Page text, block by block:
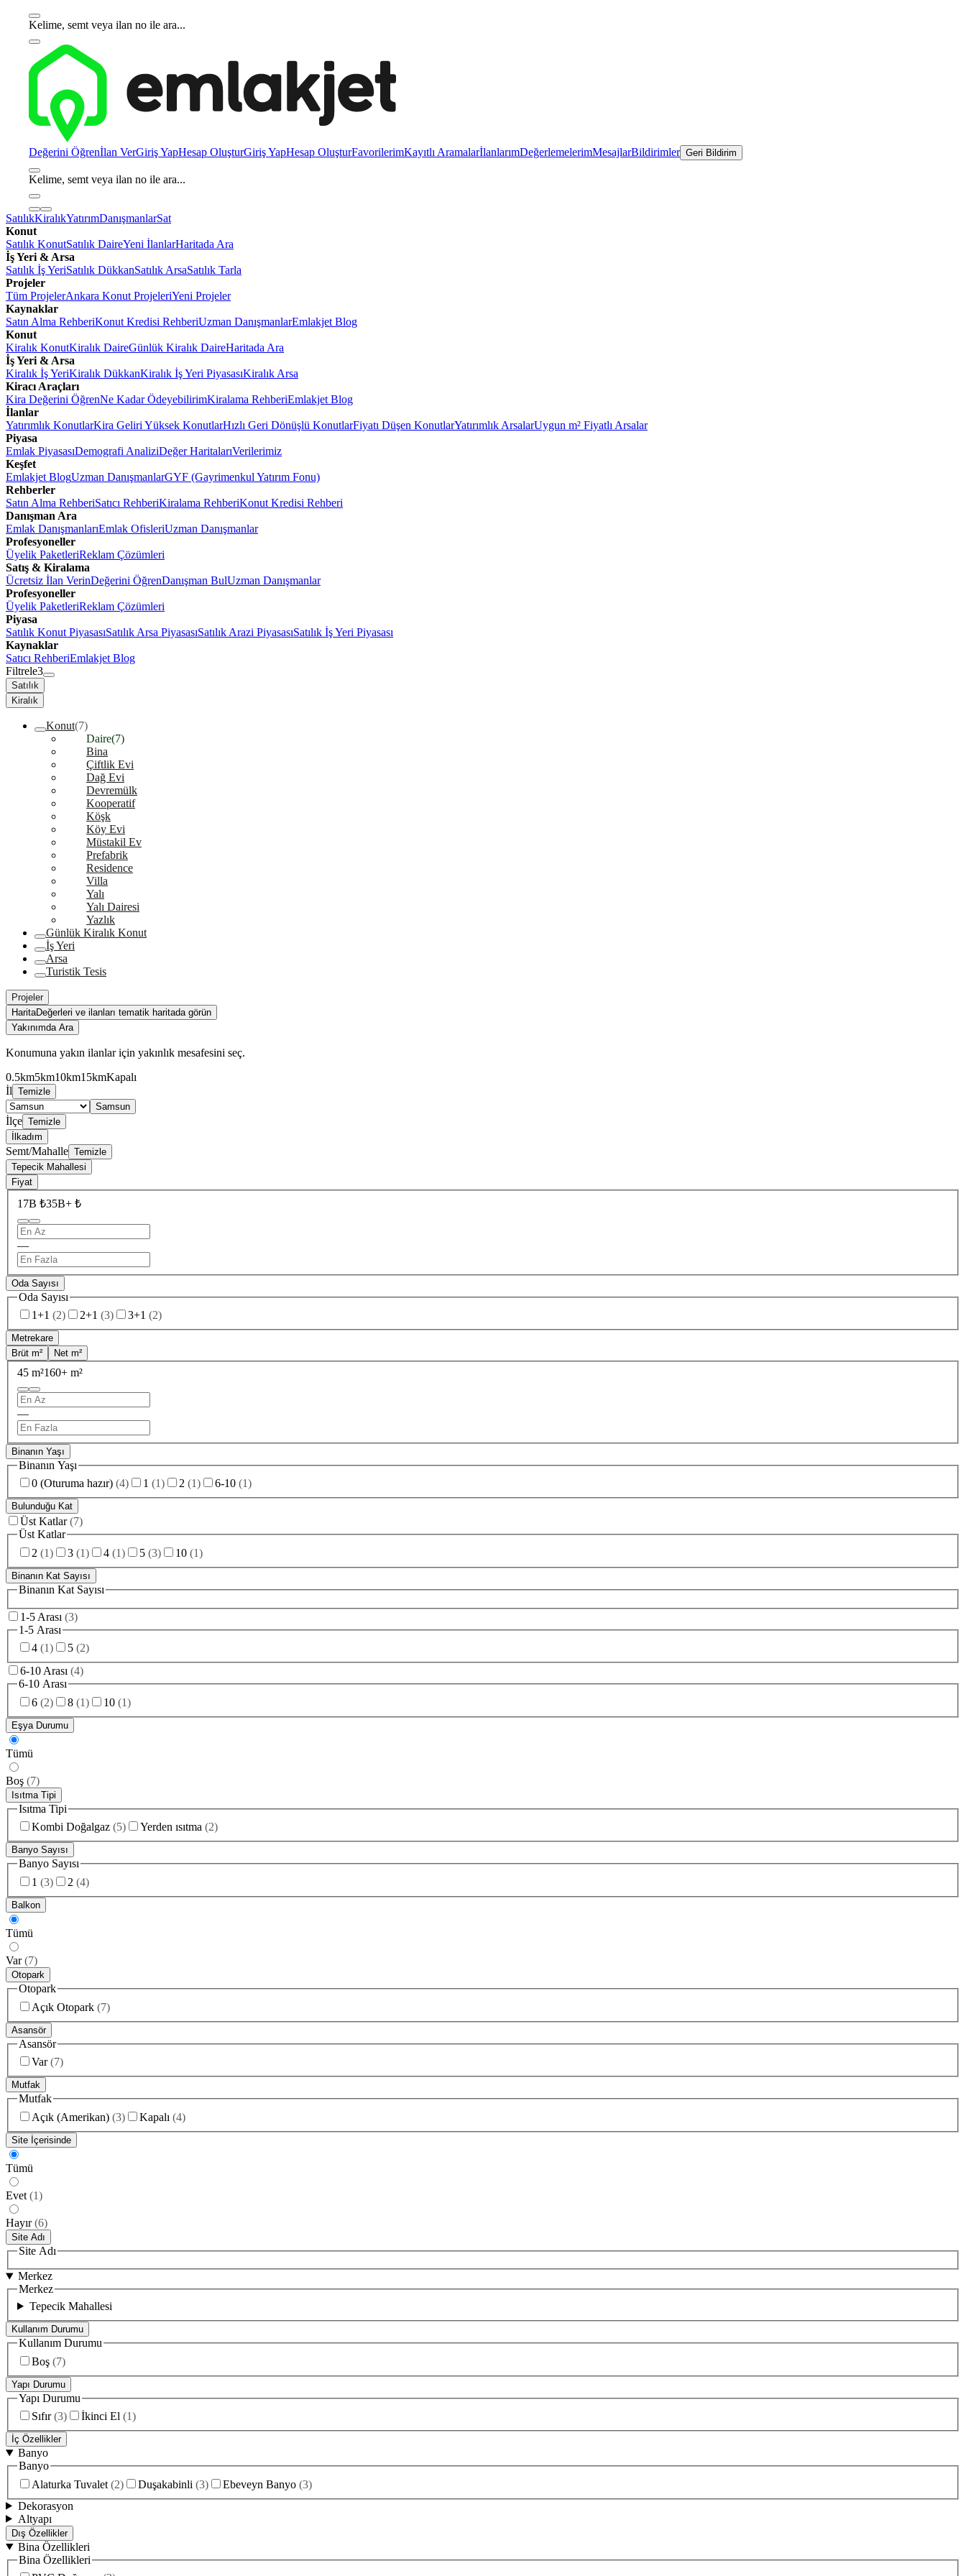
Kelime, semt veya ilan no ile ara...
Değerini Öğrenİlan VerGiriş YapHesap OluşturGiriş YapHesap OluşturFavorilerimKayıtlı AramalarİlanlarımDeğerlemelerimMesajlarBildirimler Geri Bildirim
Kelime, semt veya ilan no ile ara...
SatılıkKiralıkYatırımDanışmanlarSat
Konut
Satılık KonutSatılık DaireYeni İlanlarHaritada Ara
İş Yeri & Arsa
Satılık İş YeriSatılık DükkanSatılık ArsaSatılık Tarla
Projeler
Tüm ProjelerAnkara Konut ProjeleriYeni Projeler
Kaynaklar
Satın Alma RehberiKonut Kredisi RehberiUzman DanışmanlarEmlakjet Blog
Konut
Kiralık KonutKiralık DaireGünlük Kiralık DaireHaritada Ara
İş Yeri & Arsa
Kiralık İş YeriKiralık DükkanKiralık İş Yeri PiyasasıKiralık Arsa
Kiracı Araçları
Kira Değerini ÖğrenNe Kadar ÖdeyebilirimKiralama RehberiEmlakjet Blog
İlanlar
Yatırımlık KonutlarKira Geliri Yüksek KonutlarHızlı Geri Dönüşlü KonutlarFiyatı Düşen KonutlarYatırımlık ArsalarUygun m² Fiyatlı Arsalar
Piyasa
Emlak PiyasasıDemografi AnaliziDeğer HaritalarıVerilerimiz
Keşfet
Emlakjet BlogUzman DanışmanlarGYF (Gayrimenkul Yatırım Fonu)
Rehberler
Satın Alma RehberiSatıcı RehberiKiralama RehberiKonut Kredisi Rehberi
Danışman Ara
Emlak DanışmanlarıEmlak OfisleriUzman Danışmanlar
Profesyoneller
Üyelik PaketleriReklam Çözümleri
Satış & Kiralama
Ücretsiz İlan VerinDeğerini ÖğrenDanışman BulUzman Danışmanlar
Profesyoneller
Üyelik PaketleriReklam Çözümleri
Piyasa
Satılık Konut PiyasasıSatılık Arsa PiyasasıSatılık Arazi PiyasasıSatılık İş Yeri Piyasası
Kaynaklar
Satıcı RehberiEmlakjet Blog
Filtrele3
Satılık
Kiralık
Konut(7)
Daire(7)
Bina
Çiftlik Evi
Dağ Evi
Devremülk
Kooperatif
Köşk
Köy Evi
Müstakil Ev
Prefabrik
Residence
Villa
Yalı
Yalı Dairesi
Yazlık
Günlük Kiralık Konut
İş Yeri
Arsa
Turistik Tesis
Projeler
HaritaDeğerleri ve ilanları tematik haritada görün
Yakınımda Ara
Konumuna yakın ilanlar için yakınlık mesafesini seç.
0.5km5km10km15kmKapalı
İl Temizle
Samsun
İlçe Temizle
İlkadım
Semt/Mahalle Temizle
Tepecik Mahallesi
Fiyat
17B ₺35B+ ₺
—
Oda Sayısı
Oda Sayısı
1+1 (2) 2+1 (3) 3+1 (2)
Metrekare
Brüt m²
Net m²
45 m²160+ m²
—
Binanın Yaşı
Binanın Yaşı
0 (Oturuma hazır) (4) 1 (1) 2 (1) 6-10 (1)
Bulunduğu Kat
Üst Katlar (7)
Üst Katlar
2 (1) 3 (1) 4 (1) 5 (3) 10 (1)
Binanın Kat Sayısı
Binanın Kat Sayısı
1-5 Arası (3)
1-5 Arası
4 (1) 5 (2)
6-10 Arası (4)
6-10 Arası
6 (2) 8 (1) 10 (1)
Eşya Durumu
Tümü
Boş (7)
Isıtma Tipi
Isıtma Tipi
Kombi Doğalgaz (5) Yerden ısıtma (2)
Banyo Sayısı
Banyo Sayısı
1 (3) 2 (4)
Balkon
Tümü
Var (7)
Otopark
Otopark
Açık Otopark (7)
Asansör
Asansör
Var (7)
Mutfak
Mutfak
Açık (Amerikan) (3) Kapalı (4)
Site İçerisinde
Tümü
Evet (1)
Hayır (6)
Site Adı
Site Adı
Merkez
Merkez
Tepecik Mahallesi
Kullanım Durumu
Kullanım Durumu
Boş (7)
Yapı Durumu
Yapı Durumu
Sıfır (3) İkinci El (1)
İç Özellikler
Banyo
Banyo
Alaturka Tuvalet (2) Duşakabinli (3) Ebeveyn Banyo (3)
Dekorasyon
Altyapı
Dış Özellikler
Bina Özellikleri
Bina Özellikleri